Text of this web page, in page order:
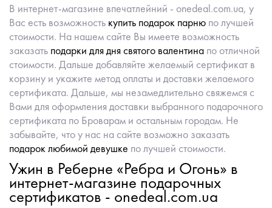
В интернет-магазине впечатлейний - onedeal.com.ua, у
Вас есть возможность купить подарок парню по лучшей
стоимости. На нашем сайте Вы имеете возможность
заказать подарки для дня святого валентина по отличной
стоимости. Дальше добавляйте желаемый сертификат в
корзину и укажите метод оплаты и доставки желаемого
сертификата. Дальше, мы незамедлительно свяжемся с
Вами для оформления доставки выбранного подарочного
сертификата по Броварам и остальным городам. Не
забывайте, что у нас на сайте возможно заказать
подарок любимой девушке по лучшей стоимости.
Ужин в Реберне «Ребра и Огонь» в
интернет-магазине подарочных
сертификатов - onedeal.com.ua